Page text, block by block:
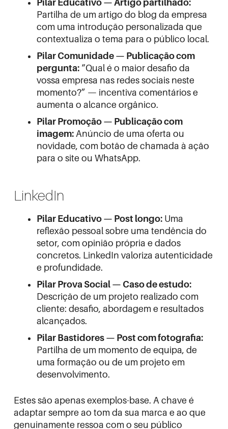
Pilar Educativo — Artigo partilhado:
Partilha de um artigo do blog da empresa
com uma introdução personalizada que
contextualiza o tema para o público local.
Pilar Comunidade — Publicação com
pergunta: “Qual é o maior desafio da
vossa empresa nas redes sociais neste
momento?” — incentiva comentários e
aumenta o alcance orgânico.
Pilar Promoção — Publicação com
imagem: Anúncio de uma oferta ou
novidade, com botão de chamada à ação
para o site ou WhatsApp.
LinkedIn
Pilar Educativo — Post longo: Uma
reflexão pessoal sobre uma tendência do
setor, com opinião própria e dados
concretos. LinkedIn valoriza autenticidade
e profundidade.
Pilar Prova Social — Caso de estudo:
Descrição de um projeto realizado com
cliente: desafio, abordagem e resultados
alcançados.
Pilar Bastidores — Post com fotografia:
Partilha de um momento de equipa, de
uma formação ou de um projeto em
desenvolvimento.
Estes são apenas exemplos-base. A chave é
adaptar sempre ao tom da sua marca e ao que
genuinamente ressoa com o seu público